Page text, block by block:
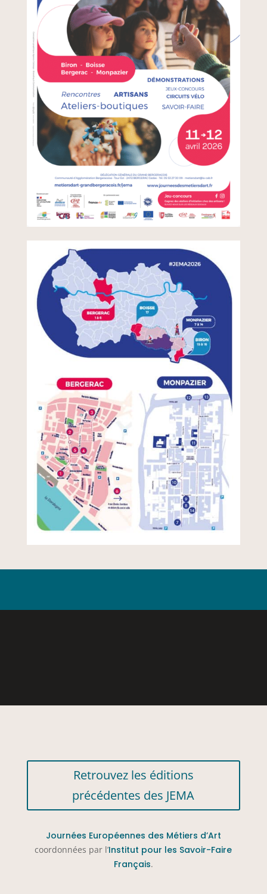
Retrouvez les éditions
précédentes des JEMA
Journées Européennes des Métiers d’Art
coordonnées par l’Institut pour les Savoir-Faire
Français.